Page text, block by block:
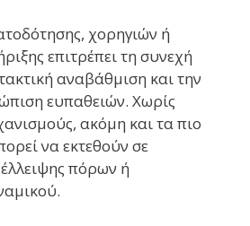
χορηγιών ή
επιτρέπει τη συνεχή
αναβάθμιση και την
ευπαθειών. Χωρίς
ακόμη και τα πιο
να εκτεθούν σε
πόρων ή